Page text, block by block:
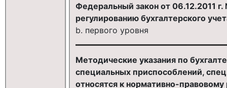
Федеральный закон от 06.12.2011
регулированию бухгалтерского
b. первого уровня
Методические указания по
специальных приспособлений,
относятся к нормативно-правовому